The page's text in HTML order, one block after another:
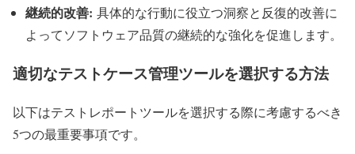
継続的改善: 具体的な行動に役立つ洞察と反復的改善に
よってソフトウェア品質の継続的な強化を促進します。
適切なテストケース管理ツールを選択する方法
以下はテストレポートツールを選択する際に考慮するべき
5つの最重要事項です。